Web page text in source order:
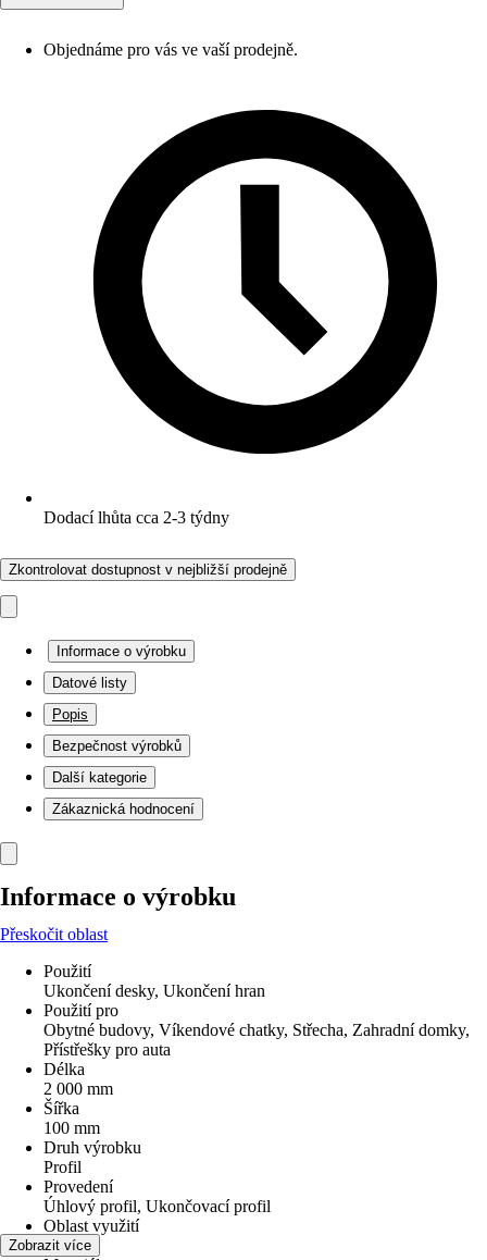
Objednáme pro vás ve vaší prodejně.
Dodací lhůta cca 2-3 týdny
Zkontrolovat dostupnost v nejbližší prodejně
Informace o výrobku
Datové listy
Popis
Bezpečnost výrobků
Další kategorie
Zákaznická hodnocení
Informace o výrobku
Přeskočit oblast
Použití
Ukončení desky, Ukončení hran
Použití pro
Obytné budovy, Víkendové chatky, Střecha, Zahradní domky,
Přístřešky pro auta
Délka
2 000 mm
Šířka
100 mm
Druh výrobku
Profil
Provedení
Úhlový profil, Ukončovací profil
Oblast využití
Exteriér
Zobrazit více